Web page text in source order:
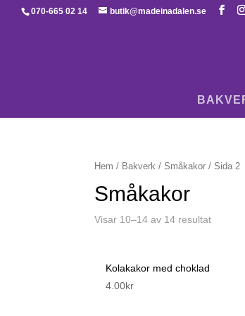
070-665 02 14 butik@madeinadalen.se
Hem / Bakverk / Småkakor / Sida 2
Småkakor
Visar 10–14 av 14 resultat
Kolakakor med choklad
4.00kr